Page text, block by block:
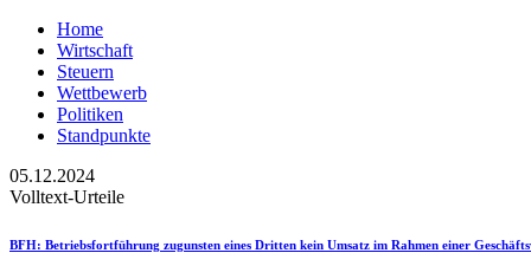
Home
Wirtschaft
Steuern
Wettbewerb
Politiken
Standpunkte
05.12.2024
Volltext-Urteile
BFH: Betriebsfortführung zugunsten eines Dritten kein Umsatz im Rahmen einer